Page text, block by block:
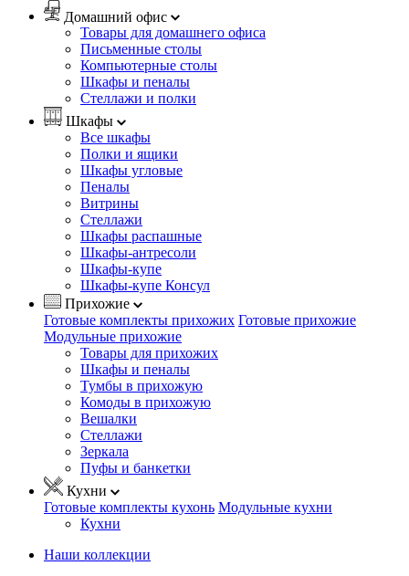
Домашний офис
Товары для домашнего офиса
Письменные столы
Компьютерные столы
Шкафы и пеналы
Стеллажи и полки
Шкафы
Все шкафы
Полки и ящики
Шкафы угловые
Пеналы
Витрины
Стеллажи
Шкафы распашные
Шкафы-антресоли
Шкафы-купе
Шкафы-купе Консул
Прихожие
Готовые комплекты прихожих Готовые прихожие
Модульные прихожие
Товары для прихожих
Шкафы и пеналы
Тумбы в прихожую
Комоды в прихожую
Вешалки
Стеллажи
Зеркала
Пуфы и банкетки
Кухни
Готовые комплекты кухонь Модульные кухни
Кухни
Наши коллекции